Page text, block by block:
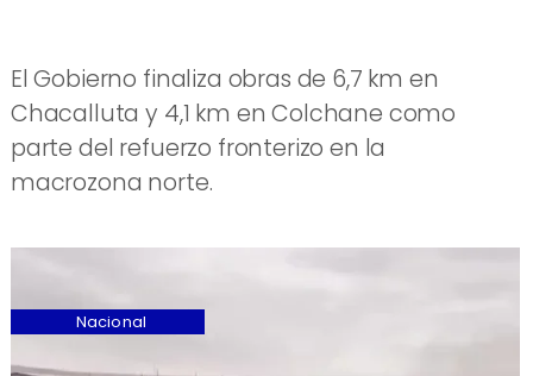
El Gobierno finaliza obras de 6,7 km en
Chacalluta y 4,1 km en Colchane como
parte del refuerzo fronterizo en la
macrozona norte.
Nacional